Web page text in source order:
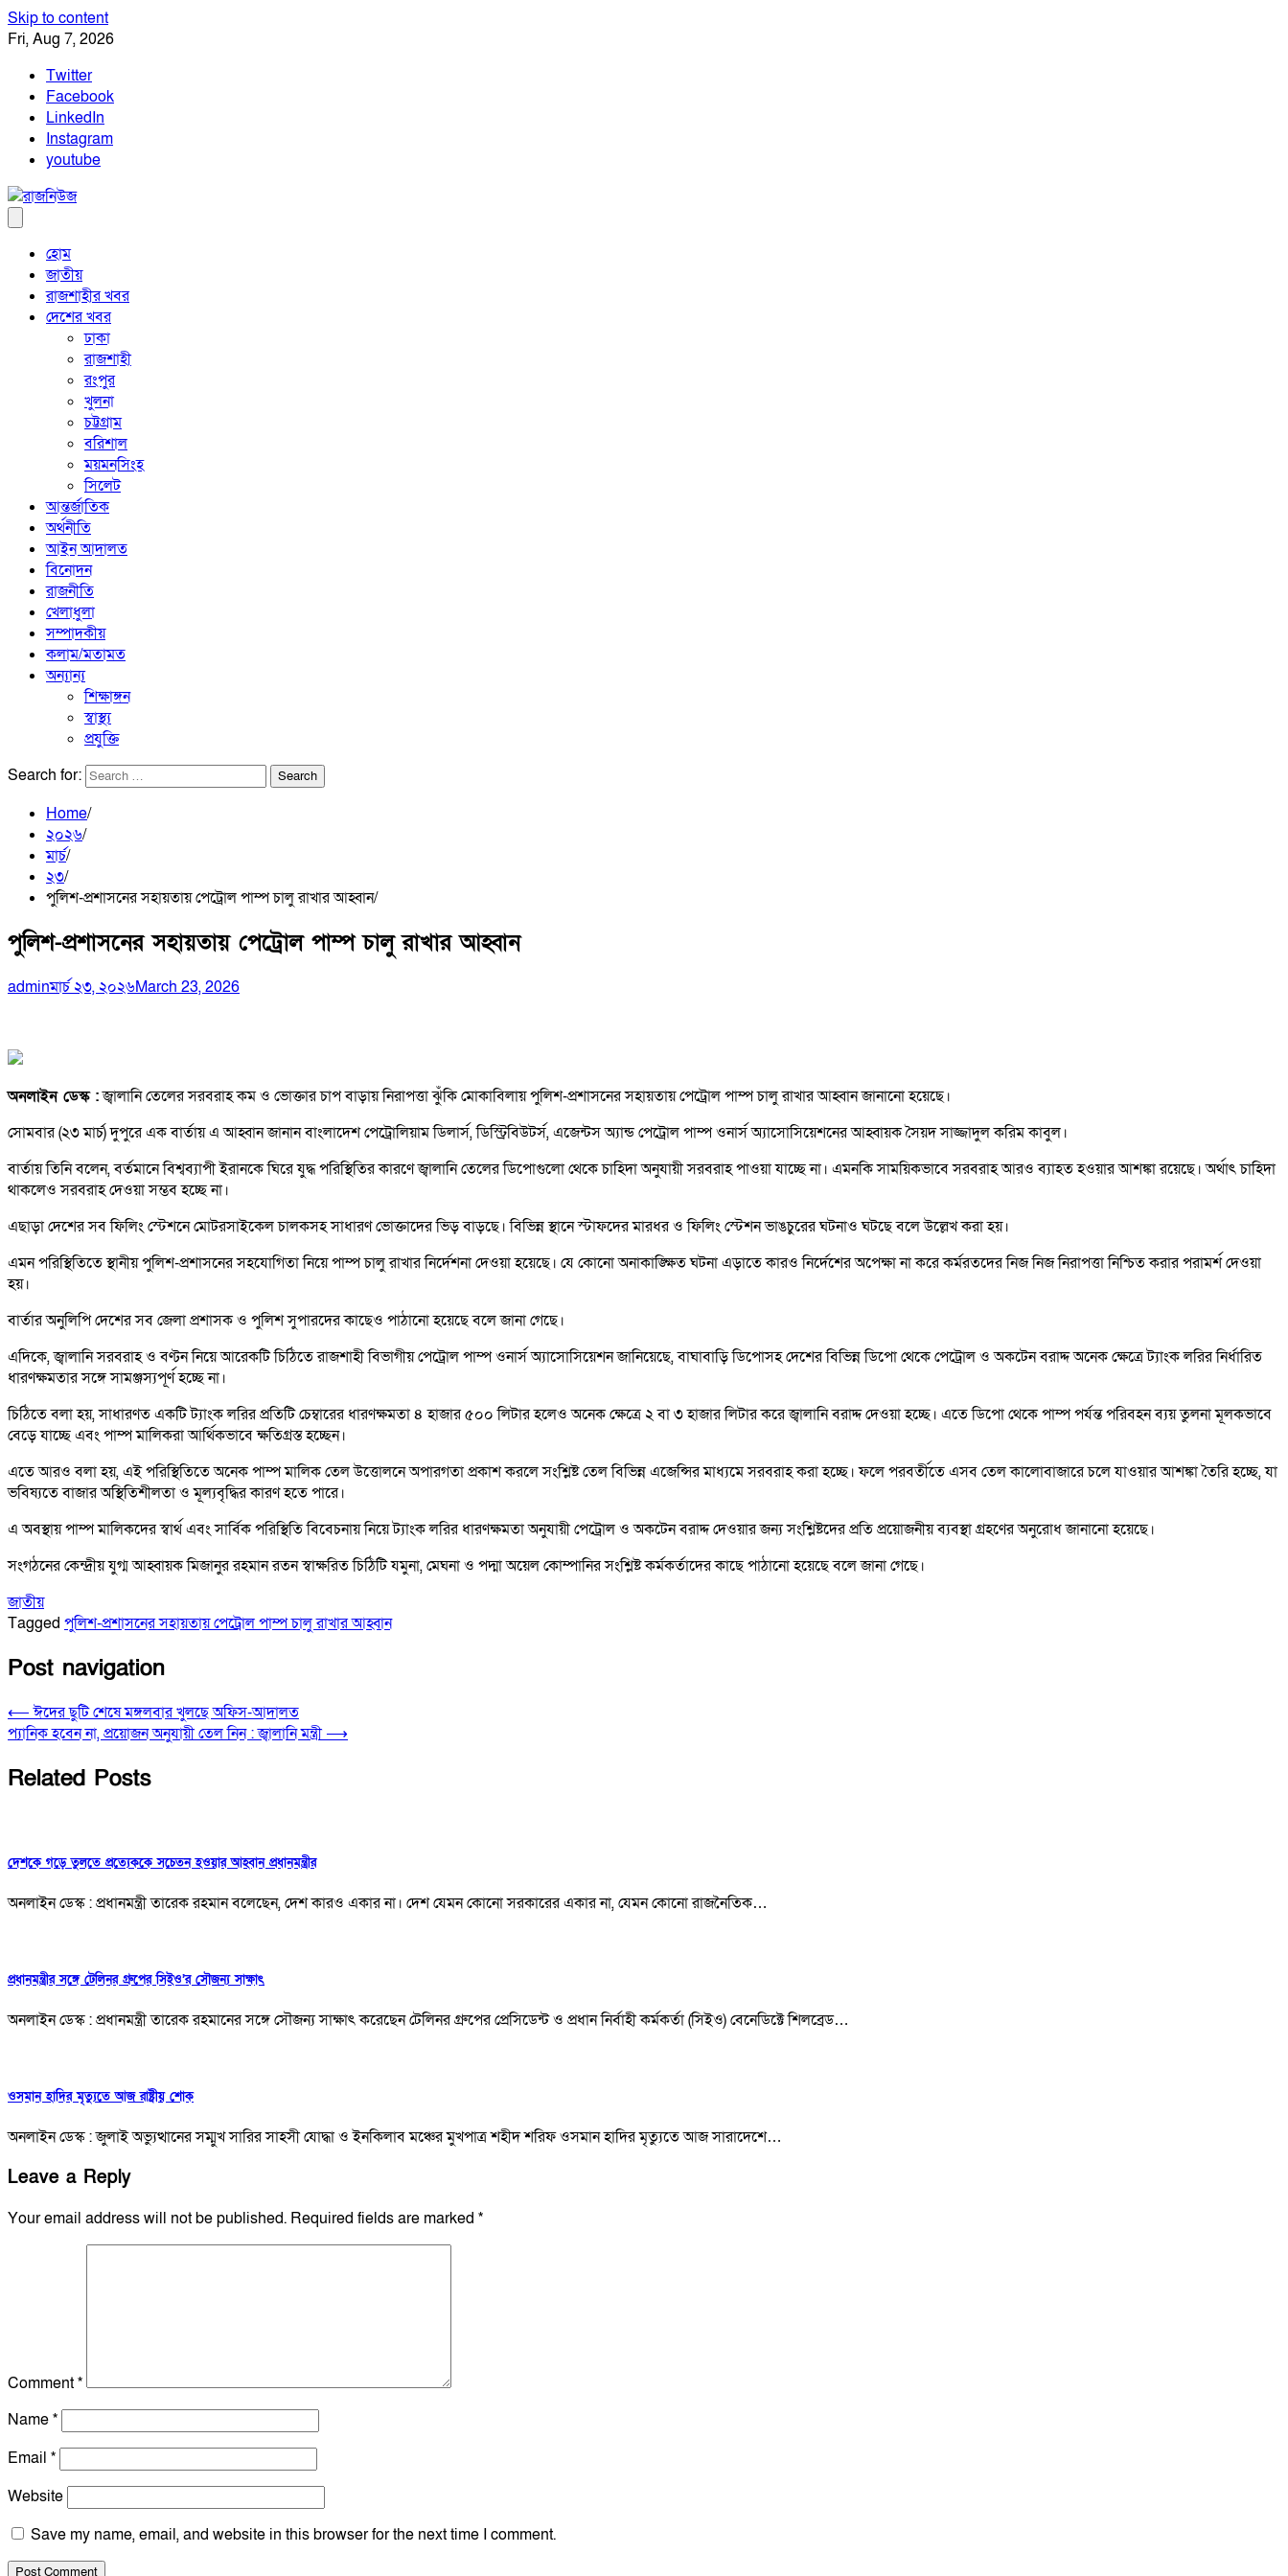
Skip to content
Fri, Aug 7, 2026
Twitter
Facebook
LinkedIn
Instagram
youtube
হোম
জাতীয়
রাজশাহীর খবর
দেশের খবর
ঢাকা
রাজশাহী
রংপুর
খুলনা
চট্টগ্রাম
বরিশাল
ময়মনসিংহ
সিলেট
আন্তর্জাতিক
অর্থনীতি
আইন আদালত
বিনোদন
রাজনীতি
খেলাধুলা
সম্পাদকীয়
কলাম/মতামত
অন্যান্য
শিক্ষাঙ্গন
স্বাস্থ্য
প্রযুক্তি
Search for:
Home
২০২৬
মার্চ
২৩
পুলিশ-প্রশাসনের সহায়তায় পেট্রোল পাম্প চালু রাখার আহ্বান
পুলিশ-প্রশাসনের সহায়তায় পেট্রোল পাম্প চালু রাখার আহ্বান
adminমার্চ ২৩, ২০২৬March 23, 2026
অনলাইন ডেস্ক :জ্বালানি তেলের সরবরাহ কম ও ভোক্তার চাপ বাড়ায় নিরাপত্তা ঝুঁকি মোকাবিলায় পুলিশ-প্রশাসনের সহায়তায় পেট্রোল পাম্প চালু রাখার আহ্বান জানানো হয়েছে।
সোমবার (২৩ মার্চ) দুপুরে এক বার্তায় এ আহ্বান জানান বাংলাদেশ পেট্রোলিয়াম ডিলার্স, ডিস্ট্রিবিউটর্স, এজেন্টস অ্যান্ড পেট্রোল পাম্প ওনার্স অ্যাসোসিয়েশনের আহ্বায়ক সৈয়দ সাজ্জাদুল করিম কাবুল।
বার্তায় তিনি বলেন, বর্তমানে বিশ্বব্যাপী ইরানকে ঘিরে যুদ্ধ পরিস্থিতির কারণে জ্বালানি তেলের ডিপোগুলো থেকে চাহিদা অনুযায়ী সরবরাহ পাওয়া যাচ্ছে না। এমনকি সাময়িকভাবে সরবরাহ আরও ব্যাহত হওয়ার আশঙ্কা রয়েছে। অর্থাৎ চাহিদা
থাকলেও সরবরাহ দেওয়া সম্ভব হচ্ছে না।
এছাড়া দেশের সব ফিলিং স্টেশনে মোটরসাইকেল চালকসহ সাধারণ ভোক্তাদের ভিড় বাড়ছে। বিভিন্ন স্থানে স্টাফদের মারধর ও ফিলিং স্টেশন ভাঙচুরের ঘটনাও ঘটছে বলে উল্লেখ করা হয়।
এমন পরিস্থিতিতে স্থানীয় পুলিশ-প্রশাসনের সহযোগিতা নিয়ে পাম্প চালু রাখার নির্দেশনা দেওয়া হয়েছে। যে কোনো অনাকাঙ্ক্ষিত ঘটনা এড়াতে কারও নির্দেশের অপেক্ষা না করে কর্মরতদের নিজ নিজ নিরাপত্তা নিশ্চিত করার পরামর্শ দেওয়া
হয়।
বার্তার অনুলিপি দেশের সব জেলা প্রশাসক ও পুলিশ সুপারদের কাছেও পাঠানো হয়েছে বলে জানা গেছে।
এদিকে, জ্বালানি সরবরাহ ও বণ্টন নিয়ে আরেকটি চিঠিতে রাজশাহী বিভাগীয় পেট্রোল পাম্প ওনার্স অ্যাসোসিয়েশন জানিয়েছে, বাঘাবাড়ি ডিপোসহ দেশের বিভিন্ন ডিপো থেকে পেট্রোল ও অকটেন বরাদ্দ অনেক ক্ষেত্রে ট্যাংক লরির নির্ধারিত
ধারণক্ষমতার সঙ্গে সামঞ্জস্যপূর্ণ হচ্ছে না।
চিঠিতে বলা হয়, সাধারণত একটি ট্যাংক লরির প্রতিটি চেম্বারের ধারণক্ষমতা ৪ হাজার ৫০০ লিটার হলেও অনেক ক্ষেত্রে ২ বা ৩ হাজার লিটার করে জ্বালানি বরাদ্দ দেওয়া হচ্ছে। এতে ডিপো থেকে পাম্প পর্যন্ত পরিবহন ব্যয় তুলনা মূলকভাবে
বেড়ে যাচ্ছে এবং পাম্প মালিকরা আর্থিকভাবে ক্ষতিগ্রস্ত হচ্ছেন।
এতে আরও বলা হয়, এই পরিস্থিতিতে অনেক পাম্প মালিক তেল উত্তোলনে অপারগতা প্রকাশ করলে সংশ্লিষ্ট তেল বিভিন্ন এজেন্সির মাধ্যমে সরবরাহ করা হচ্ছে। ফলে পরবর্তীতে এসব তেল কালোবাজারে চলে যাওয়ার আশঙ্কা তৈরি হচ্ছে, যা
ভবিষ্যতে বাজার অস্থিতিশীলতা ও মূল্যবৃদ্ধির কারণ হতে পারে।
এ অবস্থায় পাম্প মালিকদের স্বার্থ এবং সার্বিক পরিস্থিতি বিবেচনায় নিয়ে ট্যাংক লরির ধারণক্ষমতা অনুযায়ী পেট্রোল ও অকটেন বরাদ্দ দেওয়ার জন্য সংশ্লিষ্টদের প্রতি প্রয়োজনীয় ব্যবস্থা গ্রহণের অনুরোধ জানানো হয়েছে।
সংগঠনের কেন্দ্রীয় যুগ্ম আহ্বায়ক মিজানুর রহমান রতন স্বাক্ষরিত চিঠিটি যমুনা, মেঘনা ও পদ্মা অয়েল কোম্পানির সংশ্লিষ্ট কর্মকর্তাদের কাছে পাঠানো হয়েছে বলে জানা গেছে।
জাতীয়
Tagged পুলিশ-প্রশাসনের সহায়তায় পেট্রোল পাম্প চালু রাখার আহ্বান
Post navigation
⟵ ঈদের ছুটি শেষে মঙ্গলবার খুলছে অফিস-আদালত
প্যানিক হবেন না, প্রয়োজন অনুযায়ী তেল নিন : জ্বালানি মন্ত্রী ⟶
Related Posts
দেশকে গড়ে তুলতে প্রত্যেককে সচেতন হওয়ার আহ্বান প্রধানমন্ত্রীর
অনলাইন ডেস্ক : প্রধানমন্ত্রী তারেক রহমান বলেছেন, দেশ কারও একার না। দেশ যেমন কোনো সরকারের একার না, যেমন কোনো রাজনৈতিক…
প্রধানমন্ত্রীর সঙ্গে টেলিনর গ্রুপের সিইও’র সৌজন্য সাক্ষাৎ
অনলাইন ডেস্ক : প্রধানমন্ত্রী তারেক রহমানের সঙ্গে সৌজন্য সাক্ষাৎ করেছেন টেলিনর গ্রুপের প্রেসিডেন্ট ও প্রধান নির্বাহী কর্মকর্তা (সিইও) বেনেডিক্টে শিলব্রেড…
ওসমান হাদির মৃত্যুতে আজ রাষ্ট্রীয় শোক
অনলাইন ডেস্ক : জুলাই অভ্যুত্থানের সম্মুখ সারির সাহসী যোদ্ধা ও ইনকিলাব মঞ্চের মুখপাত্র শহীদ শরিফ ওসমান হাদির মৃত্যুতে আজ সারাদেশে…
Leave a Reply
Your email address will not be published. Required fields are marked *
Comment*
Name*
Email *
Website
Save my name, email, and website in this browser for the next time I comment.